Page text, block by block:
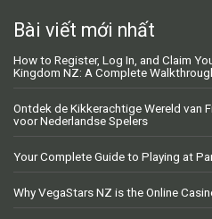
Bài viết mới nhất
How to Register, Log In, and Claim
Kingdom NZ: A Complete
Ontdek de Kikkerachtige Wereld van
voor Nederlandse Spelers
Your Complete Guide to Playing at
Why VegaStars NZ is the Online